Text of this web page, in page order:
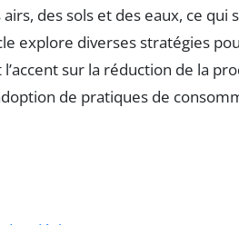
des sols et des eaux, ce qui
explore diverses stratégies
sur la réduction de la
de pratiques de